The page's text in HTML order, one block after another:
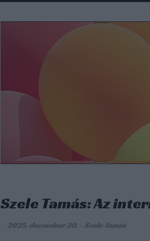
Szele Tamás: Az
2025. december 30. Szele Tamás